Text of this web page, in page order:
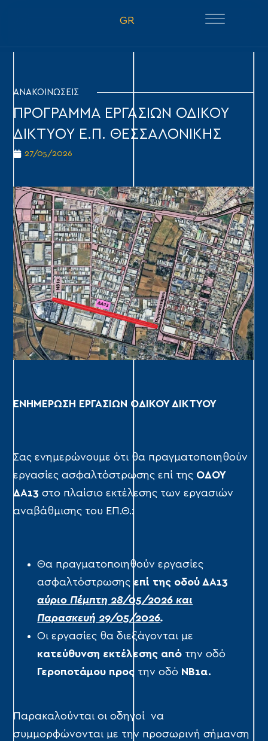
GR
ΑΝΑΚΟΙΝΩΣΕΙΣ
ΠΡΟΓΡΑΜΜΑ ΕΡΓΑΣΙΩΝ ΟΔΙΚΟΥ
ΔΙΚΤΥΟΥ Ε.Π. ΘΕΣΣΑΛΟΝΙΚΗΣ
27/05/2026
ΕΝΗΜΕΡΩΣΗ ΕΡΓΑΣΙΩΝ ΟΔΙΚΟΥ ΔΙΚΤΥΟΥ
Σας ενημερώνουμε ότι θα πραγματοποιηθούν
εργασίες ασφαλτόστρωσης επί της ΟΔΟΥ
ΔΑ13 στο πλαίσιο εκτέλεσης των εργασιών
αναβάθμισης του ΕΠ.Θ.:
Θα πραγματοποιηθούν εργασίες
ασφαλτόστρωσης επί της οδού ΔΑ13
αύριοΠέμπτη 28/05/2026και
Παρασκευή 29/05/2026.
Οι εργασίες θα διεξάγονται με
κατεύθυνση εκτέλεσης από την οδό
Γεροποτάμου προς την οδό ΝΒ1α.
Παρακαλούνται οι οδηγοί να
συμμορφώνονται με την προσωρινή σήμανση